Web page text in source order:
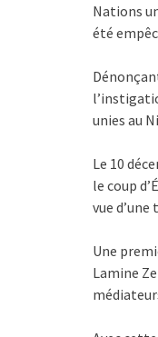
Nations
été
unies au
Le 10
le coup
vue
Une
Lamine